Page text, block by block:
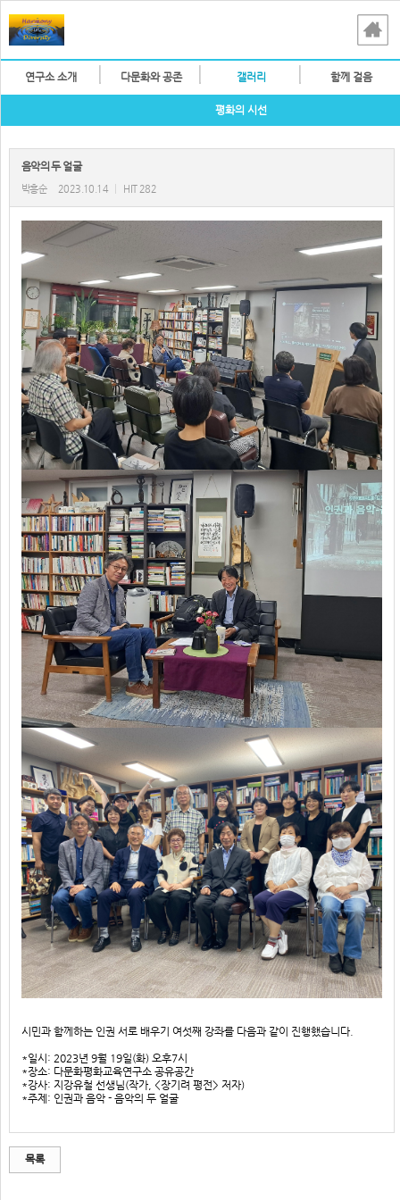
연구소 소개 다문화와 공존 갤러리 함께 걸음
평화의 시선
음악의 두 얼굴
박흥순 2023.10.14 HIT 282
시민과 함께하는 인권 서로 배우기 여섯째 강좌를 다음과 같이 진행했습니다.
*일시: 2023년 9월 19일(화) 오후7시
*장소: 다문화평화교육연구소 공유공간
*강사: 지강유철 선생님(작가, <장기려 평전> 저자)
*주제: 인권과 음악 - 음악의 두 얼굴
목록